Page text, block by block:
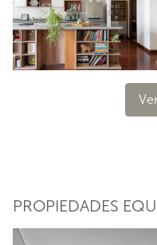
PROPIEDADES